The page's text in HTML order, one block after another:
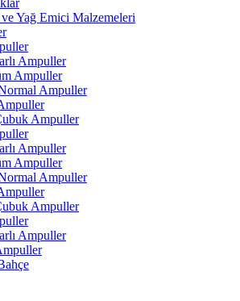
Yağ Emici Malzemeleri
Ampuller
Ampuller
Ampuller
Ampuller
Ampuller
Ampuller
Ampuller
Ampuller
Ampuller